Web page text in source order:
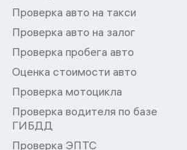
Проверка авто на такси
Проверка авто на залог
Проверка пробега авто
Оценка стоимости авто
Проверка мотоцикла
Проверка водителя по базе
ГИБДД
Проверка ЭПТС